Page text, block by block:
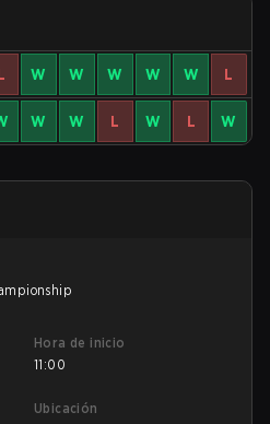
W W W W W L
W W L W L W
Hora de inicio
11:00
Ubicación